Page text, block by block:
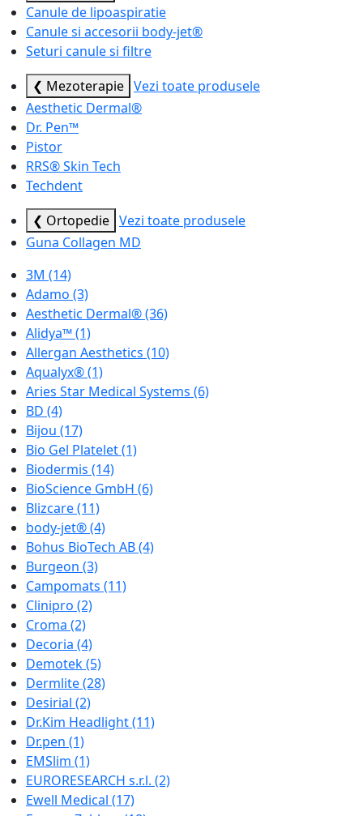
Canule de lipoaspiratie
Canule si accesorii body-jet®
Seturi canule si filtre
❮ Mezoterapie Vezi toate produsele
Aesthetic Dermal®
Dr. Pen™
Pistor
RRS® Skin Tech
Techdent
❮ Ortopedie Vezi toate produsele
Guna Collagen MD
3M (14)
Adamo (3)
Aesthetic Dermal®(36)
Alidya™(1)
Allergan Aesthetics (10)
Aqualyx®(1)
Aries Star Medical Systems (6)
BD (4)
Bijou (17)
Bio Gel Platelet(1)
Biodermis (14)
BioScience GmbH (6)
Blizcare(11)
body-jet®(4)
Bohus BioTech AB(4)
Burgeon (3)
Campomats (11)
Clinipro (2)
Croma (2)
Decoria (4)
Demotek(5)
Dermlite(28)
Desirial (2)
Dr.Kim Headlight(11)
Dr.pen (1)
EMSlim (1)
EURORESEARCH s.r.l. (2)
Ewell Medical (17)